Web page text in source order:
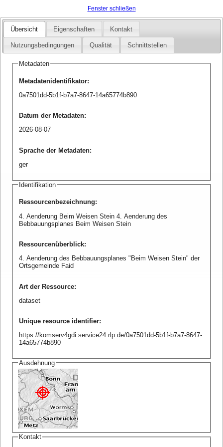
Fenster schließen
Übersicht Eigenschaften Kontakt
Nutzungsbedingungen Qualität Schnittstellen
Metadaten
Metadatenidentifikator:
0a7501dd-5b1f-b7a7-8647-14a65774b890
Datum der Metadaten:
2026-08-07
Sprache der Metadaten:
ger
Identifikation
Ressourcenbezeichnung:
4. Aenderung Beim Weisen Stein 4. Aenderung des
Bebbauungsplanes Beim Weisen Stein
Ressourcenüberblick:
4. Aenderung des Bebbauungsplanes "Beim Weisen Stein" der
Ortsgemeinde Faid
Art der Ressource:
dataset
Unique resource identifier:
https://komserv4gdi.service24.rlp.de/0a7501dd-5b1f-b7a7-8647-
14a65774b890
Ausdehnung
Kontakt